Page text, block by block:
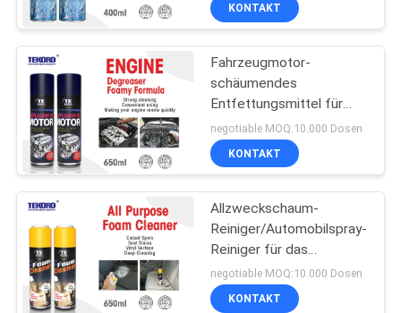
KONTAKTIEREN
SIE
UNS
NEUIGKEITEN
BITTE UM
EIN
ANGEBOT
Graffiti-Sprühfarbe
30
KONTAKT
Fahrzeugmotor-
schäumendes
Entfettungsmittel für
Anhäufungs-
Fett/Schmutz/Schmutz
schnell entfernen
negotiable MOQ:10.000 Dosen
KONTAKT
Allzweckschaum-
Reiniger/Automobilspray-
Reiniger für das
Entfernen von Flecken u.
die Wiederherstellung
negotiable MOQ:10.000 Dosen
KONTAKT